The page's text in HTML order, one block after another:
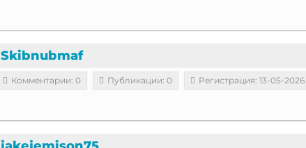
Skibnubmaf
Комментарии: 0 Публикации: 0 Регистрация: 13-05-2026